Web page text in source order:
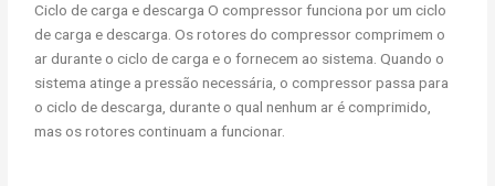
Ciclo de carga e descarga O compressor funciona por um ciclo
de carga e descarga. Os rotores do compressor comprimem o
ar durante o ciclo de carga e o fornecem ao sistema. Quando o
sistema atinge a pressão necessária, o compressor passa para
o ciclo de descarga, durante o qual nenhum ar é comprimido,
mas os rotores continuam a funcionar.